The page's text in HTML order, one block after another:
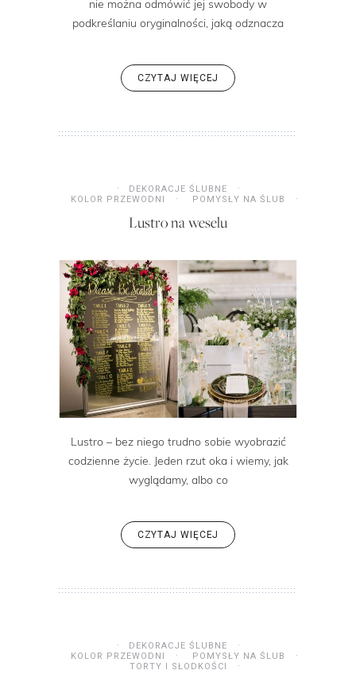
nie można odmówić jej swobody w
podkreślaniu oryginalności, jaką odznacza
CZYTAJ WIĘCEJ
DEKORACJE ŚLUBNE
KOLOR PRZEWODNI
POMYSŁY NA ŚLUB
Lustro na weselu
Lustro – bez niego trudno sobie wyobrazić
codzienne życie. Jeden rzut oka i wiemy, jak
wyglądamy, albo co
CZYTAJ WIĘCEJ
DEKORACJE ŚLUBNE
KOLOR PRZEWODNI
POMYSŁY NA ŚLUB
TORTY I SŁODKOŚCI